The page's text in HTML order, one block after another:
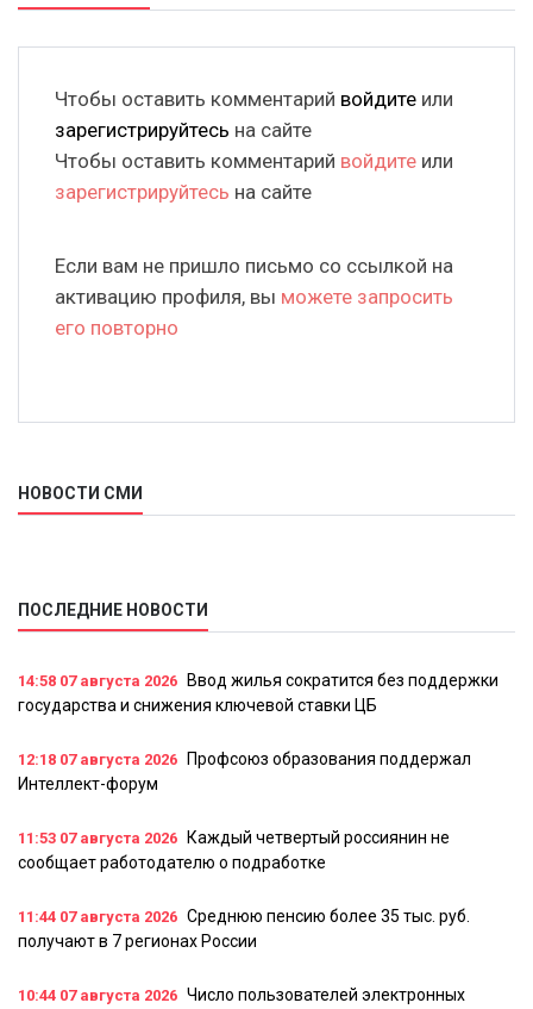
Чтобы оставить комментарий войдите или
зарегистрируйтесь на сайте
Чтобы оставить комментарий войдите или
зарегистрируйтесь на сайте
Если вам не пришло письмо со ссылкой на
активацию профиля, вы можете запросить
его повторно
НОВОСТИ СМИ
ПОСЛЕДНИЕ НОВОСТИ
14:58 07 августа 2026
Ввод жилья сократится без поддержки
государства и снижения ключевой ставки ЦБ
12:18 07 августа 2026
Профсоюз образования поддержал
Интеллект-форум
11:53 07 августа 2026
Каждый четвертый россиянин не
сообщает работодателю о подработке
11:44 07 августа 2026 Среднюю пенсию более 35 тыс. руб.
получают в 7 регионах России
10:44 07 августа 2026 Число пользователей электронных